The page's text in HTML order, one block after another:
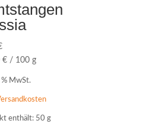
€ / 100 g
% MwSt.
enthält: 50g